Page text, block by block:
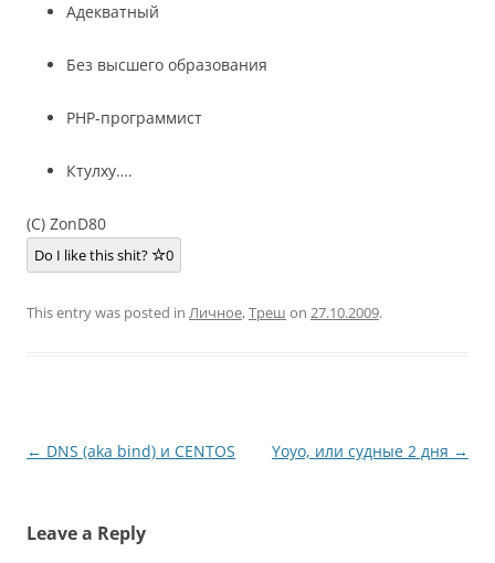
Адекватный
Без высшего образования
PHP-программист
Ктулху….
(C) ZonD80
Do I like this shit? 0
This entry was posted in Личное,Треш on 27.10.2009.
Post
← DNS (aka bind) и CENTOS Yoyo, или судные 2 дня →
Leave a Reply